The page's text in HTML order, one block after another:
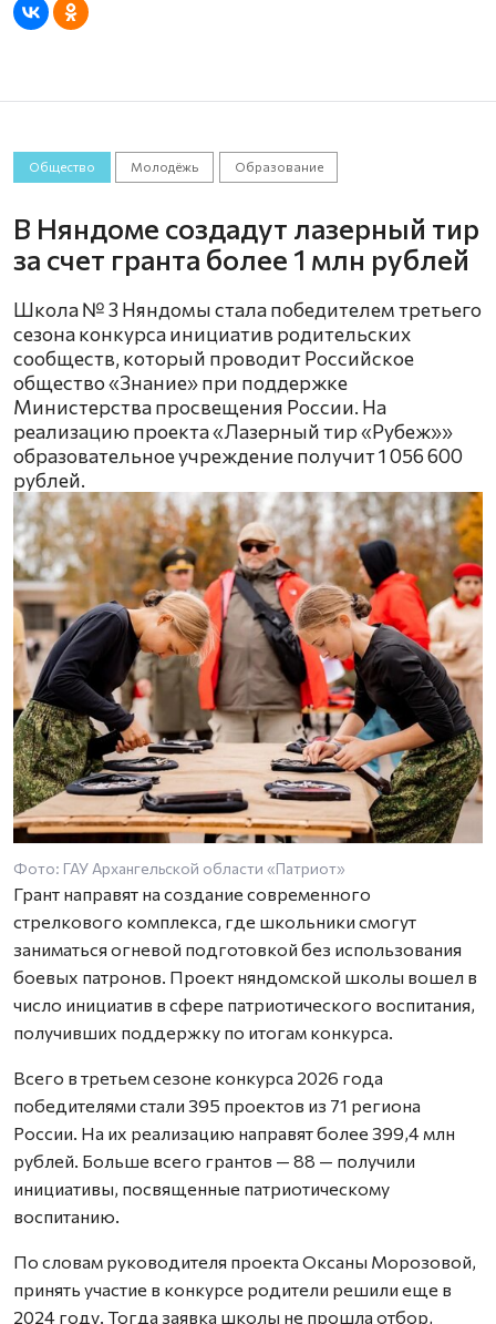
Общество Молодёжь Образование
В Няндоме создадут лазерный тир
за счет гранта более 1 млн рублей
Школа № 3 Няндомы стала победителем третьего
сезона конкурса инициатив родительских
сообществ, который проводит Российское
общество «Знание» при поддержке
Министерства просвещения России. На
реализацию проекта «Лазерный тир «Рубеж»»
образовательное учреждение получит 1 056 600
рублей.
Фото: ГАУ Архангельской области «Патриот»
Грант направят на создание современного
стрелкового комплекса, где школьники смогут
заниматься огневой подготовкой без использования
боевых патронов. Проект няндомской школы вошел в
число инициатив в сфере патриотического воспитания,
получивших поддержку по итогам конкурса.
Всего в третьем сезоне конкурса 2026 года
победителями стали 395 проектов из 71 региона
России. На их реализацию направят более 399,4 млн
рублей. Больше всего грантов — 88 — получили
инициативы, посвященные патриотическому
воспитанию.
По словам руководителя проекта Оксаны Морозовой,
принять участие в конкурсе родители решили еще в
2024 году. Тогда заявка школы не прошла отбор,